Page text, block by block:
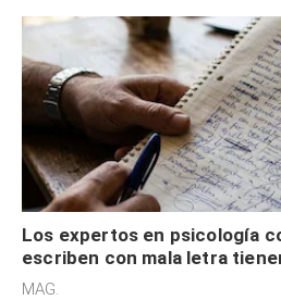
Los expertos en psicología
escriben con mala letra
acelerado y no lo hacen por
MAG.